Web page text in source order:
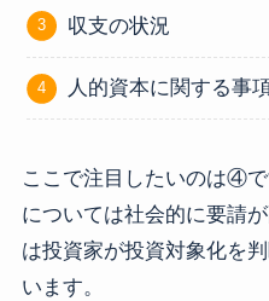
収支の状況
人的資本に関する事
ここで注目したいのは④
については社会的に要請
は投資家が投資対象化を
います。